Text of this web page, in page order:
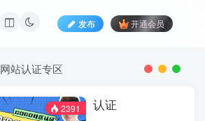
发布 开通会员
网站认证专区
2391 认证